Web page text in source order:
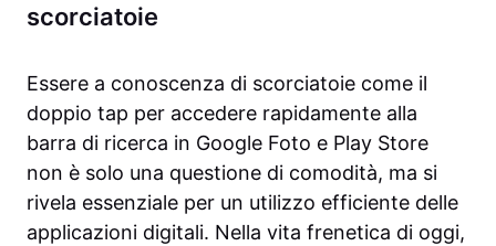
scorciatoie
Essere a conoscenza di scorciatoie come il
doppio tap per accedere rapidamente alla
barra di ricerca in Google Foto e Play Store
non è solo una questione di comodità, ma si
rivela essenziale per un utilizzo efficiente delle
applicazioni digitali. Nella vita frenetica di oggi,